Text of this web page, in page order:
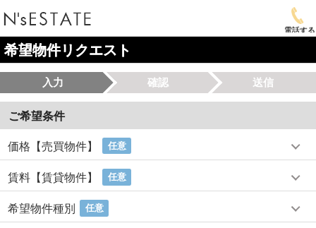
電話する
希望物件リクエスト
入力 確認 送信
ご希望条件
価格【売買物件】 任意
賃料【賃貸物件】 任意
希望物件種別 任意